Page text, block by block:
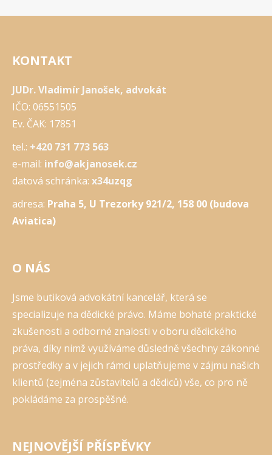
KONTAKT
JUDr. Vladimír Janošek, advokát
IČO: 06551505
Ev. ČAK: 17851
tel.: +420 731 773 563
e-mail: info@akjanosek.cz
datová schránka: x34uzqg
adresa: Praha 5, U Trezorky 921/2, 158 00 (budova
Aviatica)
O NÁS
Jsme butiková advokátní kancelář, která se
specializuje na dědické právo. Máme bohaté praktické
zkušenosti a odborné znalosti v oboru dědického
práva, díky nimž využíváme důsledně všechny zákonné
prostředky a v jejich rámci uplatňujeme v zájmu našich
klientů (zejména zůstavitelů a dědiců) vše, co pro ně
pokládáme za prospěšné.
NEJNOVĚJŠÍ PŘÍSPĚVKY